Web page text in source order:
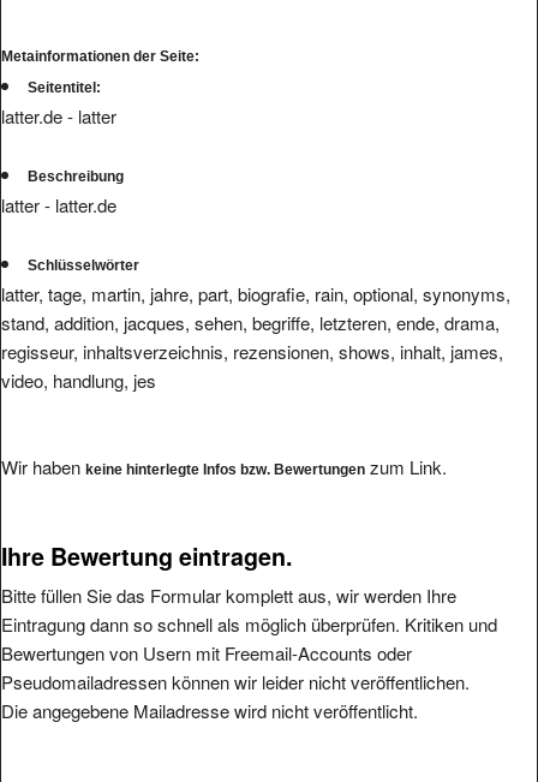
Metainformationen der Seite:
Seitentitel:
latter.de - latter
Beschreibung
latter - latter.de
Schlüsselwörter
latter, tage, martin, jahre, part, biografie, rain, optional, synonyms,
stand, addition, jacques, sehen, begriffe, letzteren, ende, drama,
regisseur, inhaltsverzeichnis, rezensionen, shows, inhalt, james,
video, handlung, jes
Wir haben keine hinterlegte Infos bzw. Bewertungen zum Link.
Ihre Bewertung eintragen.
Bitte füllen Sie das Formular komplett aus, wir werden Ihre
Eintragung dann so schnell als möglich überprüfen. Kritiken und
Bewertungen von Usern mit Freemail-Accounts oder
Pseudomailadressen können wir leider nicht veröffentlichen.
Die angegebene Mailadresse wird nicht veröffentlicht.